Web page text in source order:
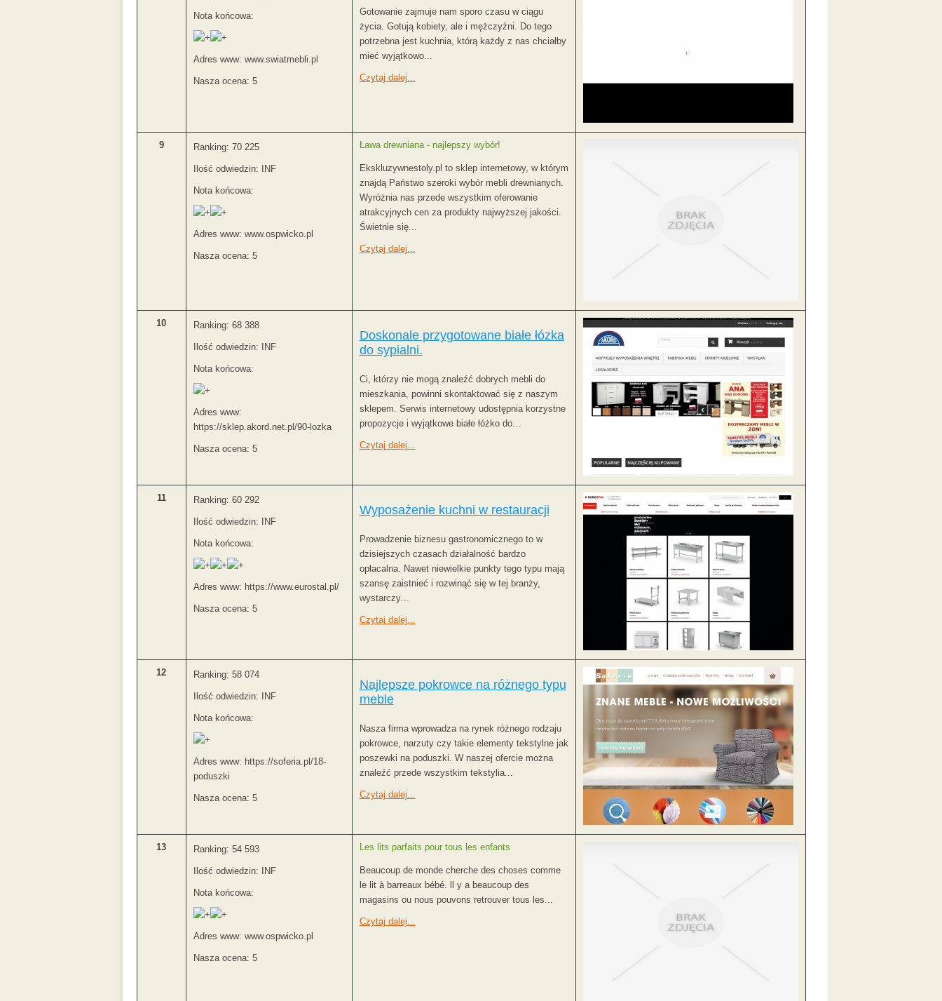
Nota końcowa:
Adres www: www.swiatmebli.pl
Nasza ocena: 5
Gotowanie zajmuje nam sporo czasu w ciągu
życia. Gotują kobiety, ale i mężczyźni. Do tego
potrzebna jest kuchnia, którą każdy z nas chciałby
mieć wyjątkowo...
Czytaj dalej...
9 Ranking: 70 225
Ilość odwiedzin: INF
Nota końcowa:
Adres www: www.ospwicko.pl
Nasza ocena: 5
Ława drewniana - najlepszy wybór!
Ekskluzywnestoly.pl to sklep internetowy, w którym
znajdą Państwo szeroki wybór mebli drewnianych.
Wyróżnia nas przede wszystkim oferowanie
atrakcyjnych cen za produkty najwyższej jakości.
Świetnie się...
Czytaj dalej...
10 Ranking: 68 388
Ilość odwiedzin: INF
Nota końcowa:
Adres www:
https://sklep.akord.net.pl/90-lozka
Nasza ocena: 5
Doskonale przygotowane białe łózka
do sypialni.
Ci, którzy nie mogą znaleźć dobrych mebli do
mieszkania, powinni skontaktować się z naszym
sklepem. Serwis internetowy udostępnia korzystne
propozycje i wyjątkowe białe łóżko do...
Czytaj dalej...
11 Ranking: 60 292
Ilość odwiedzin: INF
Nota końcowa:
Adres www: https://www.eurostal.pl/
Nasza ocena: 5
Wyposażenie kuchni w restauracji
Prowadzenie biznesu gastronomicznego to w
dzisiejszych czasach działalność bardzo
opłacalna. Nawet niewielkie punkty tego typu mają
szansę zaistnieć i rozwinąć się w tej branży,
wystarczy...
Czytaj dalej...
12 Ranking: 58 074
Ilość odwiedzin: INF
Nota końcowa:
Adres www: https://soferia.pl/18-
poduszki
Nasza ocena: 5
Najlepsze pokrowce na różnego typu
meble
Nasza firma wprowadza na rynek różnego rodzaju
pokrowce, narzuty czy takie elementy tekstylne jak
poszewki na poduszki. W naszej ofercie można
znaleźć przede wszystkim tekstylia...
Czytaj dalej...
13 Ranking: 54 593
Ilość odwiedzin: INF
Nota końcowa:
Adres www: www.ospwicko.pl
Nasza ocena: 5
Les lits parfaits pour tous les enfants
Beaucoup de monde cherche des choses comme
le lit à barreaux bébé. ll y a beaucoup des
magasins ou nous pouvons retrouver tous les...
Czytaj dalej...